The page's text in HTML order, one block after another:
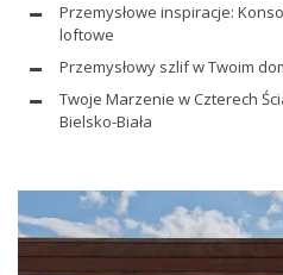
Przemysłowe inspiracje:
loftowe
Przemysłowy szlif w Twoim
Twoje Marzenie w Czterech
Bielsko-Biała